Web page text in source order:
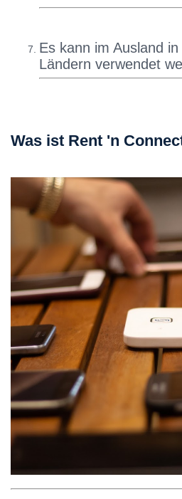
Es kann im Ausland
Ländern verwendet
Was ist Rent 'n